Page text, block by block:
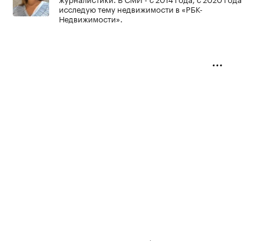
исследую тему недвижимости в «РБК-
Недвижимости».